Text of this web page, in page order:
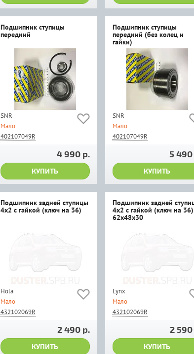
Подшипник ступицы
передний
SNR
Мало
402107049R
4 990 р.
КУПИТЬ
Подшипник ступицы
передний (без колец и
гайки)
SNR
Мало
402107049R
5 490
КУПИТЬ
Подшипник задней ступицы
4x2 с гайкой (ключ на 36)
Hola
Мало
432102069R
2 490 р.
КУПИТЬ
Подшипник задней
4x2 с гайкой (ключ на 36)
62х48х30
Lynx
Мало
432102069R
2 590
КУПИТЬ